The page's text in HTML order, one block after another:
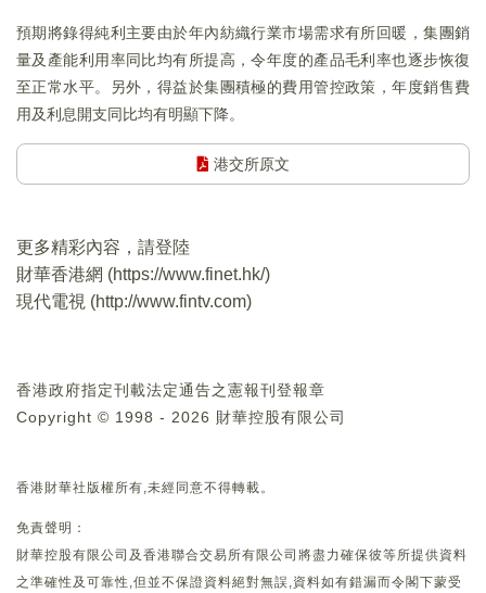
預期將錄得純利主要由於年內紡織行業市場需求有所回暖，集團銷
量及產能利用率同比均有所提高，令年度的產品毛利率也逐步恢復
至正常水平。另外，得益於集團積極的費用管控政策，年度銷售費
用及利息開支同比均有明顯下降。
港交所原文
更多精彩內容，請登陸
財華香港網 (https://www.finet.hk/)
現代電視 (http://www.fintv.com)
香港政府指定刊載法定通告之憲報刊登報章
Copyright © 1998 - 2026 財華控股有限公司
香港財華社版權所有,未經同意不得轉載。
免責聲明：
財華控股有限公司及香港聯合交易所有限公司將盡力確保彼等所提供資料
之準確性及可靠性,但並不保證資料絕對無誤,資料如有錯漏而令閣下蒙受